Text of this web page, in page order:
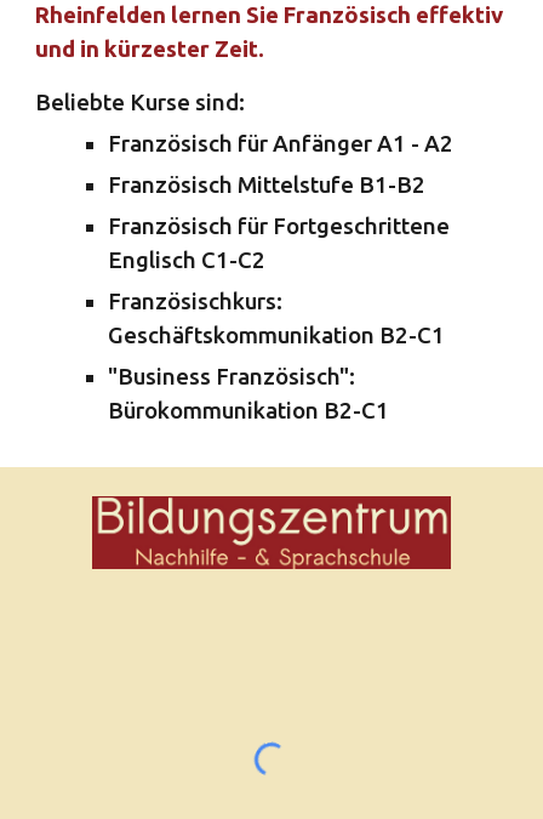
Rheinfelden lernen Sie Französisch effektiv
und in kürzester Zeit.
Beliebte Kurse sind:
Französisch für Anfänger A1 - A2
Französisch Mittelstufe B1-B2
Französisch für Fortgeschrittene
Englisch C1-C2
Französischkurs:
Geschäftskommunikation B2-C1
"Business Französisch":
Bürokommunikation B2-C1